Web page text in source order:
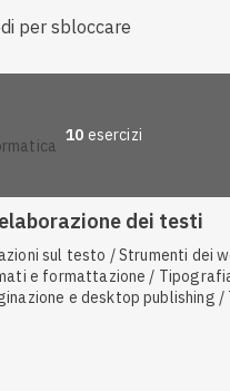
per sbloccare
10 esercizi
dei testi
sul testo / Strumenti dei
e formattazione /
e desktop publishing